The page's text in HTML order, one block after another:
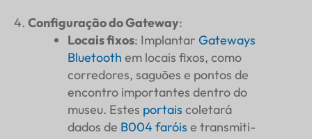
Configuração do Gateway:
Locais fixos: Implantar Gateways
Bluetooth em locais fixos, como
corredores, saguões e pontos de
encontro importantes dentro do
museu. Estes portais coletará
dados de B004faróis e transmiti-